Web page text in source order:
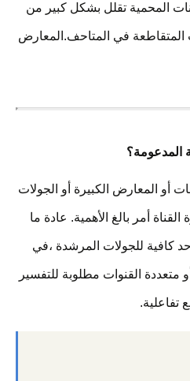
المحمية تقلل بشكل كبير من
المتقاطعة في المتاحف.المعارض
المدعومة؟
أو المعارض الكبيرة أو الجولات
أمر بالغ الأهمية. عادة ما
كافية للجولات المرشدة ،في
متعددة القنوات مطلوبة للتفسير
تفاعلية.